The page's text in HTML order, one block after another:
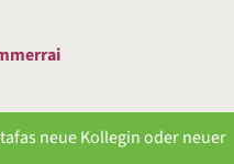
neue Kollegin oder neuer